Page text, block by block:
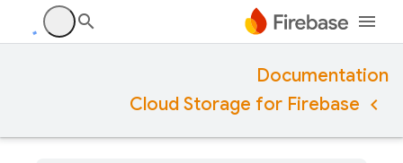
Documentation
Cloud Storage for Firebase